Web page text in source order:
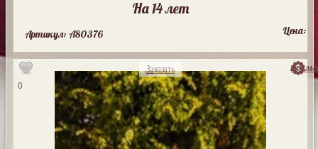
На 14 лет
Артикул: A80376 Цена:
0
Заказать